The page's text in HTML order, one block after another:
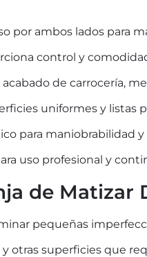
por ambos lados para
control y
de carrocería,
uniformes y listas
para maniobrabilidad
uso profesional y
de Matizar
pequeñas
otras superficies que